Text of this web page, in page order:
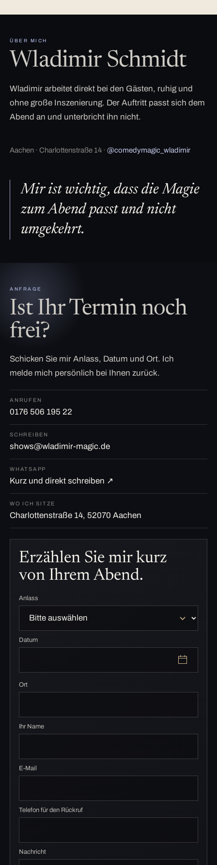
ÜBER MICH
Wladimir Schmidt
Wladimir arbeitet direkt bei den Gästen, ruhig und
ohne große Inszenierung. Der Auftritt passt sich dem
Abend an und unterbricht ihn nicht.
Aachen · Charlottenstraße 14 · @comedymagic_wladimir
Mir ist wichtig, dass die Magie
zum Abend passt und nicht
umgekehrt.
ANFRAGE
Ist Ihr Termin noch
frei?
Schicken Sie mir Anlass, Datum und Ort. Ich
melde mich persönlich bei Ihnen zurück.
ANRUFEN
0176 506 195 22
SCHREIBEN
shows@wladimir-magic.de
WHATSAPP
Kurz und direkt schreiben ↗
WO ICH SITZE
Charlottenstraße 14, 52070 Aachen
Erzählen Sie mir kurz
von Ihrem Abend.
Anlass
Datum
Ort
Ihr Name
E-Mail
Telefon für den Rückruf
Nachricht